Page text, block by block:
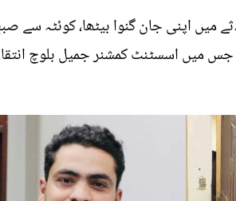
تیز رفتار کار حادثے میں اپنی جان گنوا
جس میں اسسٹنٹ کمشنر جمیل بلوچ